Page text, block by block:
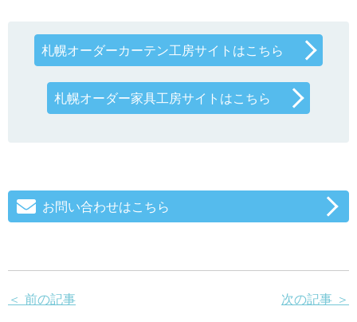
札幌オーダーカーテン工房サイトはこちら
札幌オーダー家具工房サイトはこちら
お問い合わせはこちら
＜ 前の記事 次の記事 ＞